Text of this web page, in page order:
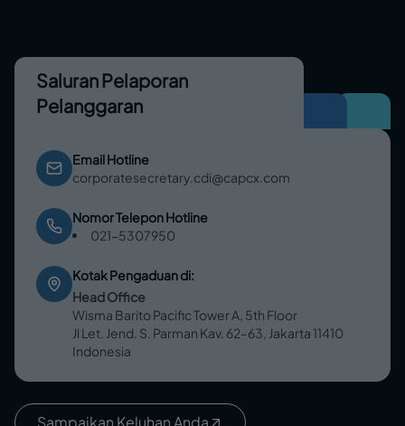
Saluran Pelaporan
Pelanggaran
Email Hotline
corporatesecretary.cdi@capcx.com
Nomor Telepon Hotline
021-5307950
Kotak Pengaduan di:
Head Office
Wisma Barito Pacific Tower A, 5th Floor
Jl Let. Jend. S. Parman Kav. 62–63, Jakarta 11410
Indonesia
Sampaikan Keluhan Anda